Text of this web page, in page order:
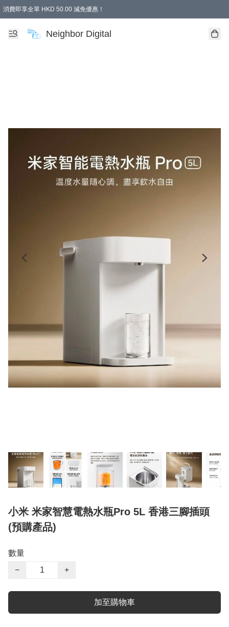
消費即享全單 HKD 50.00 減免優惠！
Neighbor Digital
小米 米家智慧電熱水瓶Pro 5L 香港三腳插頭
(預購產品)
數量
−
+
加至購物車